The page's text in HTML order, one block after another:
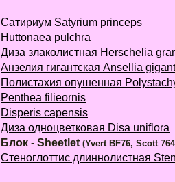
Сатириум Satyrium princeps
Huttonaea pulchra
Диза злаколистная Herschelia
Анзелия гигантская Ansellia
Полистахия опушенная
Penthea filieornis
Disperis capensis
Диза одноцветковая Disa uniflora
Блок - Sheetlet (Yvert BF76, Scott
Стеноглоттис длиннолистная